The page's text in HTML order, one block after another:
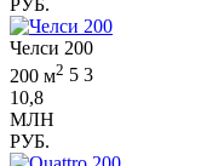
РУБ.
Челси 200
200 м2 5 3
10,8
МЛН
РУБ.